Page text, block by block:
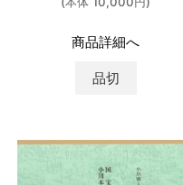
商品詳細へ
品切